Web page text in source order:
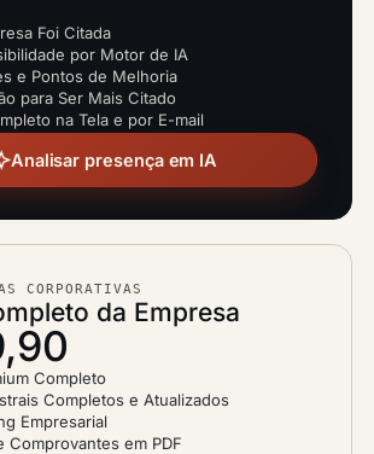
Foi Citada
por Motor de IA
e Pontos de Melhoria
para Ser Mais Citado
na Tela e por E-mail
Analisar presença em IA
CORPORATIVAS
da Empresa
Completo
Completos e Atualizados
Empresarial
Comprovantes em PDF